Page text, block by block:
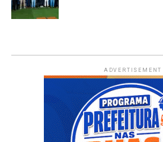
ADVERTISEMENT